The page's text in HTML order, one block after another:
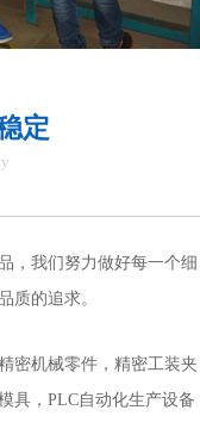
定
，我们努力做好每一个细
质的追求。
密机械零件，精密工装夹
具，PLC自动化生产设备